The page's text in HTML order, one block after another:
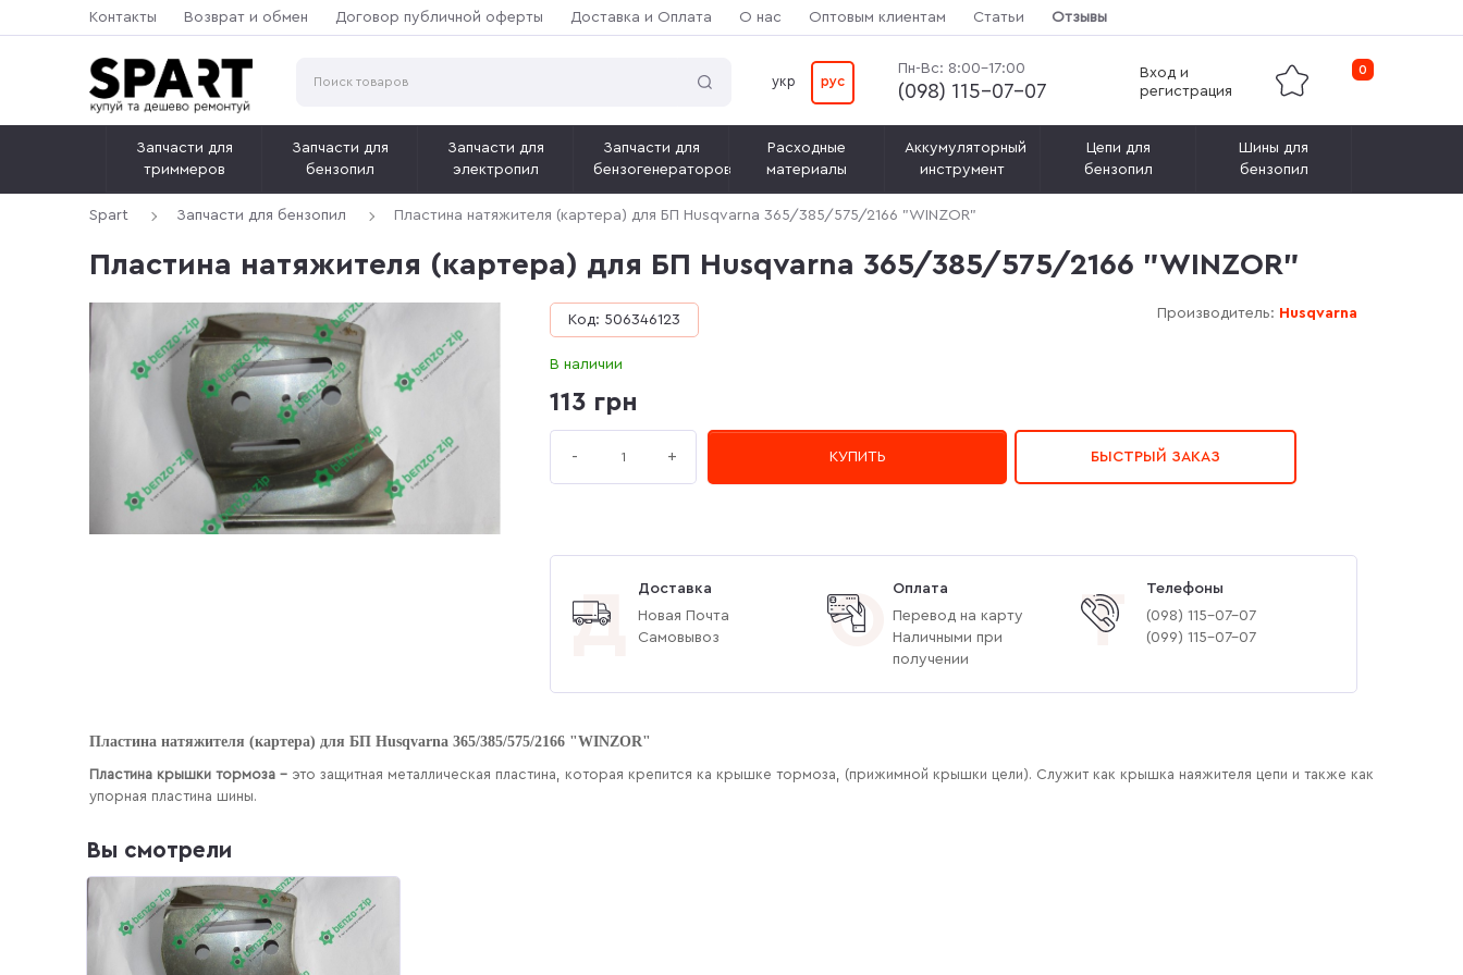
Контакты Возврат и обмен Договор публичной оферты Доставка и Оплата О нас Оптовым клиентам Статьи Отзывы
0
Вход и
регистрация
Пн-Вс: 8:00-17:00
(‎098) 115-07-07
укр рус
Запчасти для
триммеров
Запчасти для
бензопил
Запчасти для
электропил
Запчасти для
бензогенераторов
Расходные
материалы
Аккумуляторный
инструмент
Цепи для
бензопил
Шины для
бензопил
Spart Запчасти для бензопил Пластина натяжителя (картера) для БП Husqvarna 365/385/575/2166 "WINZOR"
Пластина натяжителя (картера) для БП Husqvarna 365/385/575/2166 "WINZOR"
Производитель: Husqvarna
Код: 506346123
В наличии
113 грн
- + КУПИТЬ БЫСТРЫЙ ЗАКАЗ
Д
Доставка
Новая Почта
Самовывоз
О
Оплата
Перевод на карту
Наличными при
получении
Т
Телефоны
(‎098) 115-07-07
(‎099) 115-07-07
Пластина натяжителя (картера) для БП Husqvarna 365/385/575/2166 "WINZOR"
Пластина крышки тормоза – это защитная металлическая пластина, которая крепится ка крышке тормоза, (прижимной крышки цели). Служит как крышка наяжителя цепи и также как
упорная пластина шины.
Вы смотрели